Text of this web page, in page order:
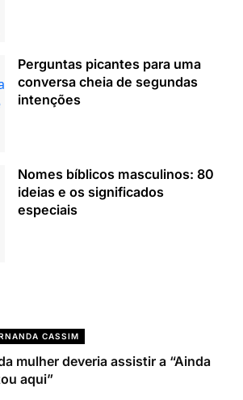
Perguntas picantes para uma
conversa cheia de segundas
intenções
Nomes bíblicos masculinos: 80
ideias e os significados
especiais
CASSIM
mulher deveria assistir a “Ainda
aqui”